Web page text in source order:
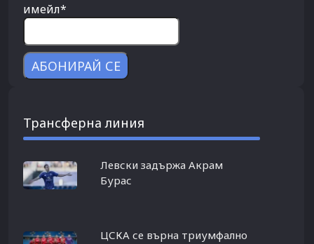
имейл*
Трансферна линия
Левски задържа Акрам
Бурас
ЦСКА се върна триумфално